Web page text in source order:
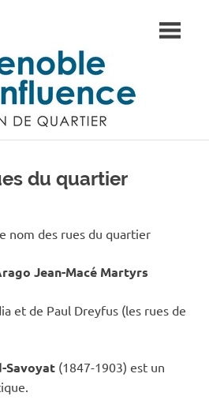
UQ
du quartier
nom des rues du quartier
Jean-Macé Martyrs
et de Paul Dreyfus (les rues de
Savoyat (1847-1903) est un